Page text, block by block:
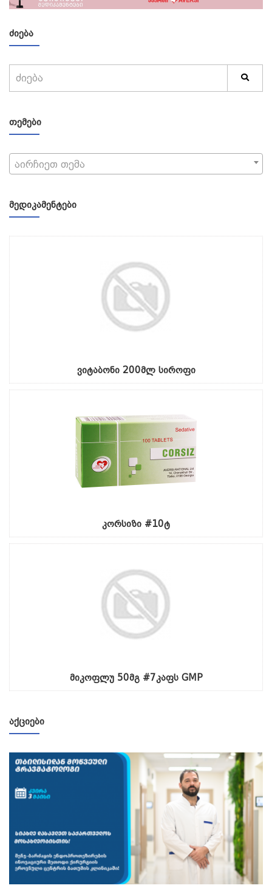
ᲫᲘᲔᲑᲐ
ᲗᲔᲛᲔᲑᲘ
აირჩიეთ თემა
ᲛᲔᲓᲘᲙᲐᲛᲔᲜᲢᲔᲑᲘ
ვიტაბონი 200მლ სიროფი
კორსიზი #10ტ
მიკოფლუ 50მგ #7კაფს GMP
ᲐᲥᲪᲘᲔᲑᲘ